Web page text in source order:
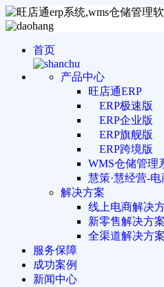
首页
产品中心
旺店通ERP
ERP极速版
ERP企业版
ERP旗舰版
ERP跨境版
WMS仓储管理
慧策·慧经营-
解决方案
线上电商解决
新零售解决方案
全渠道解决方案
服务保障
成功案例
新闻中心